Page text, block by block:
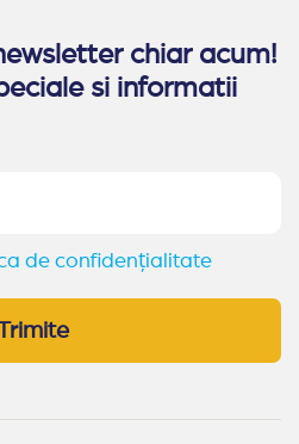
chiar acum!
si informatii
de confidențialitate